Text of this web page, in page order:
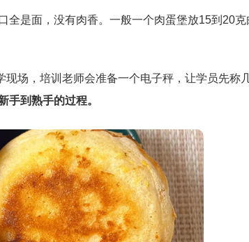
全是面，没有肉香。一般一个肉蛋堡放15到20克
场，培训老师会准备一个电子秤，让学员先称
到熟手的过程。